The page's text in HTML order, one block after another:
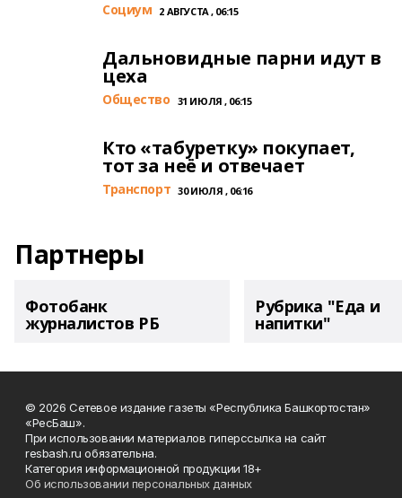
Cоциум 2 АВГУСТА , 06:15
Дальновидные парни идут в
цеха
Общество 31 ИЮЛЯ , 06:15
Кто «табуретку» покупает,
тот за неё и отвечает
Транспорт 30 ИЮЛЯ , 06:16
Партнеры
Фотобанк
журналистов РБ
Рубрика "Еда и
напитки"
© 2026 Сетевое издание газеты «Республика Башкортостан»
«РесБаш».
При использовании материалов гиперссылка на сайт
resbash.ru обязательна.
Категория информационной продукции 18+
Об использовании персональных данных